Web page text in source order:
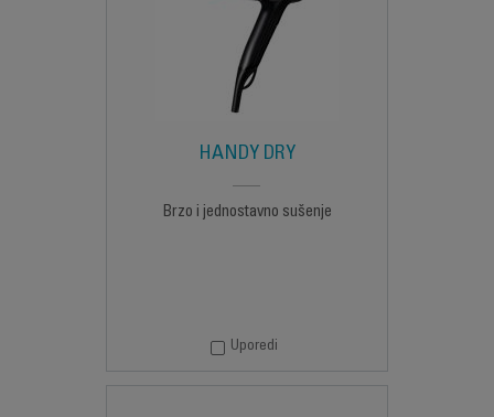
HANDY DRY
Brzo i jednostavno sušenje
Uporedi